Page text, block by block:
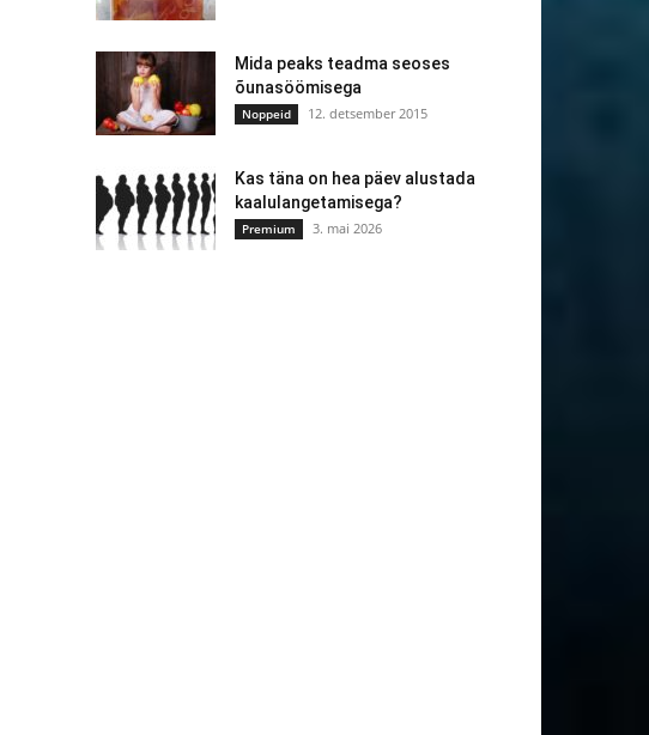
Mida peaks teadma seoses
õunasöömisega
Noppeid 12. detsember 2015
Kas täna on hea päev alustada
kaalulangetamisega?
Premium 3. mai 2026